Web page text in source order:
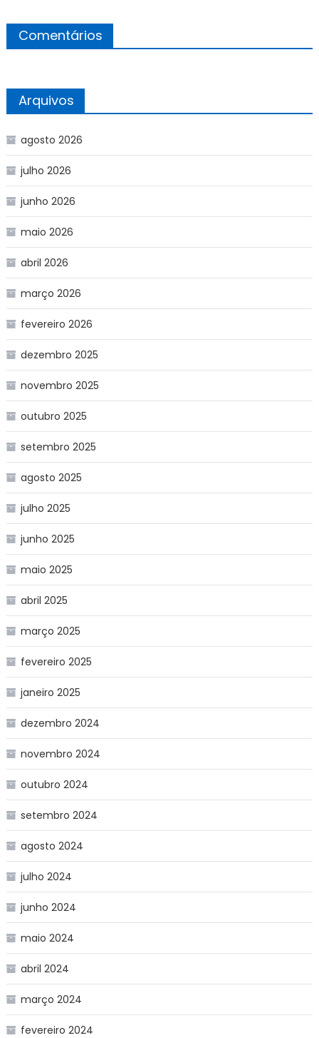
Comentários
Arquivos
agosto 2026
julho 2026
junho 2026
maio 2026
abril 2026
março 2026
fevereiro 2026
dezembro 2025
novembro 2025
outubro 2025
setembro 2025
agosto 2025
julho 2025
junho 2025
maio 2025
abril 2025
março 2025
fevereiro 2025
janeiro 2025
dezembro 2024
novembro 2024
outubro 2024
setembro 2024
agosto 2024
julho 2024
junho 2024
maio 2024
abril 2024
março 2024
fevereiro 2024